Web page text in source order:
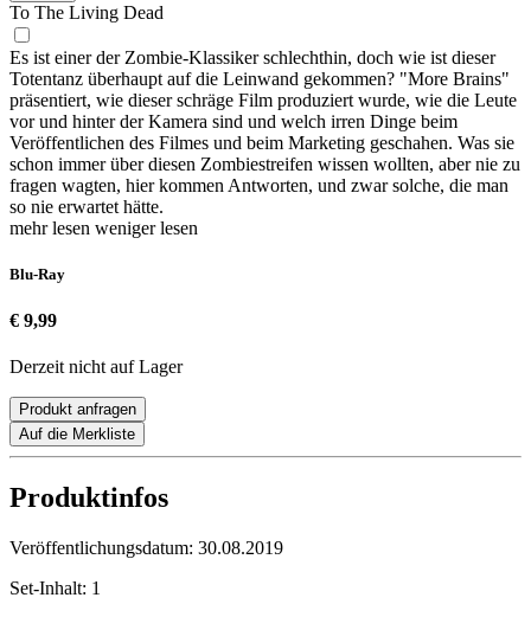
To The Living Dead
Es ist einer der Zombie-Klassiker schlechthin, doch wie ist dieser
Totentanz überhaupt auf die Leinwand gekommen? "More Brains"
präsentiert, wie dieser schräge Film produziert wurde, wie die Leute
vor und hinter der Kamera sind und welch irren Dinge beim
Veröffentlichen des Filmes und beim Marketing geschahen. Was sie
schon immer über diesen Zombiestreifen wissen wollten, aber nie zu
fragen wagten, hier kommen Antworten, und zwar solche, die man
so nie erwartet hätte.
mehr lesen weniger lesen
Blu-Ray
€ 9,99
Derzeit nicht auf Lager
Produkt anfragen
Auf die Merkliste
Produktinfos
Veröffentlichungsdatum: 30.08.2019
Set-Inhalt: 1